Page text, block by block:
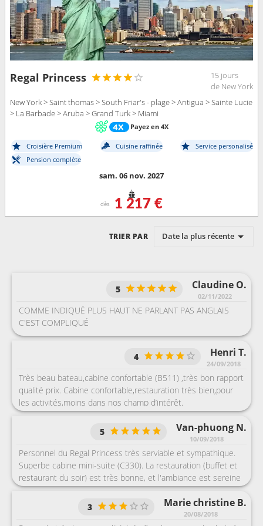
Regal Princess
15 jours
de New York
New York > Saint thomas > South Friar's - plage > Antigua > Sainte Lucie
> La Barbade > Aruba > Grand Turk > Miami
Payez en 4X
Croisière Premium Cuisine raffinée
Service personalisé
Pension complète
sam. 06 nov. 2027
dès 1 217 €
TRIER PAR Date la plus récente
Claudine O.
02/11/2022
5
COMME INDIQUÉ PLUS HAUT NE PARLANT PAS ANGLAIS
C'EST COMPLIQUÉ
Henri T.
24/09/2018
4
Très beau bateau,cabine confortable (B511) ,très bon rapport
qualité prix. Cabine confortable,restauration très bien,pour
les activités,moins dans nos champ d’intérêt.
Van-phuong N.
10/09/2018
5
Personnel du Regal Princess très serviable et sympathique.
Superbe cabine mini-suite (C330). La restauration (buffet et
restaurant du soir) est très bonne, et l'ambiance est sereine
même pour les journées de navigation en mer (pas de
bousculade). Nous avons bien aimé l'accueil de l'agent de
cabine (Orville) ainsi que l'agent d'accueil Suzanna au
Marie christine B.
20/08/2018
3